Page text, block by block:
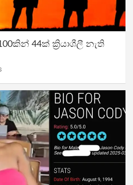
44ක් ක්‍රියාශීලී නැති